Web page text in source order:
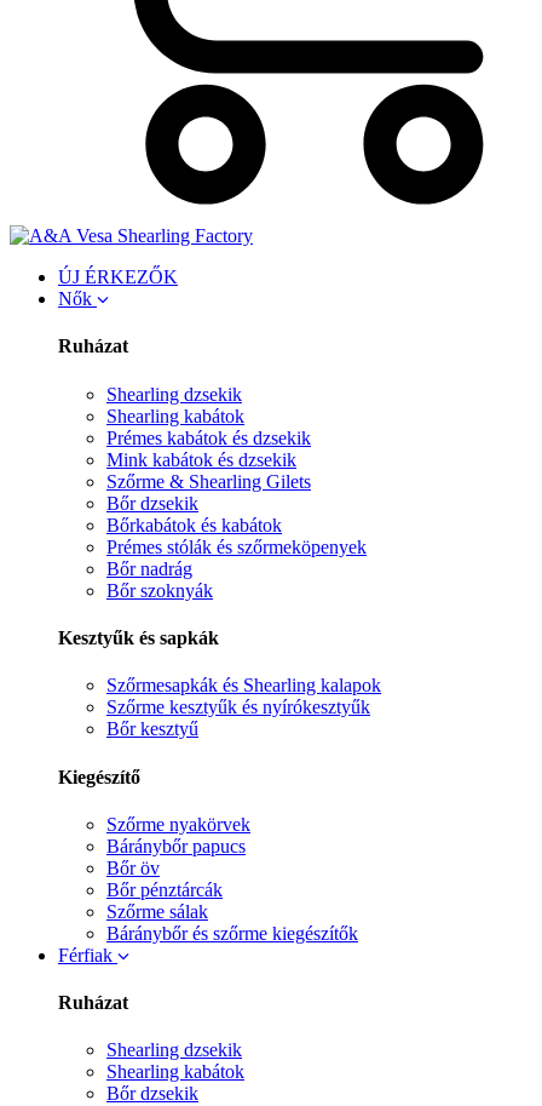
ÚJ ÉRKEZŐK
Nők
Ruházat
Shearling dzsekik
Shearling kabátok
Prémes kabátok és dzsekik
Mink kabátok és dzsekik
Szőrme & Shearling Gilets
Bőr dzsekik
Bőrkabátok és kabátok
Prémes stólák és szőrmeköpenyek
Bőr nadrág
Bőr szoknyák
Kesztyűk és sapkák
Szőrmesapkák és Shearling kalapok
Szőrme kesztyűk és nyírókesztyűk
Bőr kesztyű
Kiegészítő
Szőrme nyakörvek
Báránybőr papucs
Bőr öv
Bőr pénztárcák
Szőrme sálak
Báránybőr és szőrme kiegészítők
Férfiak
Ruházat
Shearling dzsekik
Shearling kabátok
Bőr dzsekik